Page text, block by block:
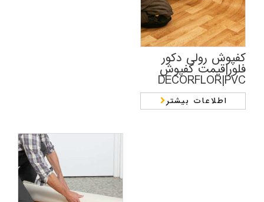
کفپوش رولی دکور
فلور|قیمت کفپوش
DECORFLOR|PVC
اطلاعات بیشتر